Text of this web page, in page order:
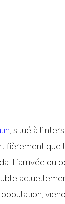
, situé à
fièrement
L’arrivée